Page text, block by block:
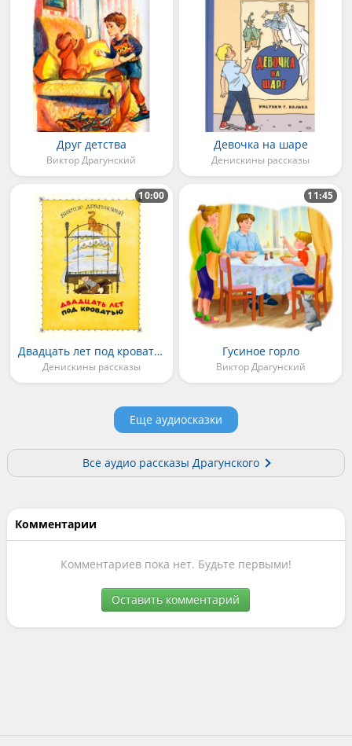
Друг детства
Виктор Драгунский
Девочка на шаре
Денискины рассказы
Двадцать лет под кроватью
Денискины рассказы
10:00
Гусиное горло
Виктор Драгунский
11:45
Еще аудиосказки
Все аудио рассказы Драгунского
Комментарии
Комментариев пока нет. Будьте первыми!
Оставить комментарий